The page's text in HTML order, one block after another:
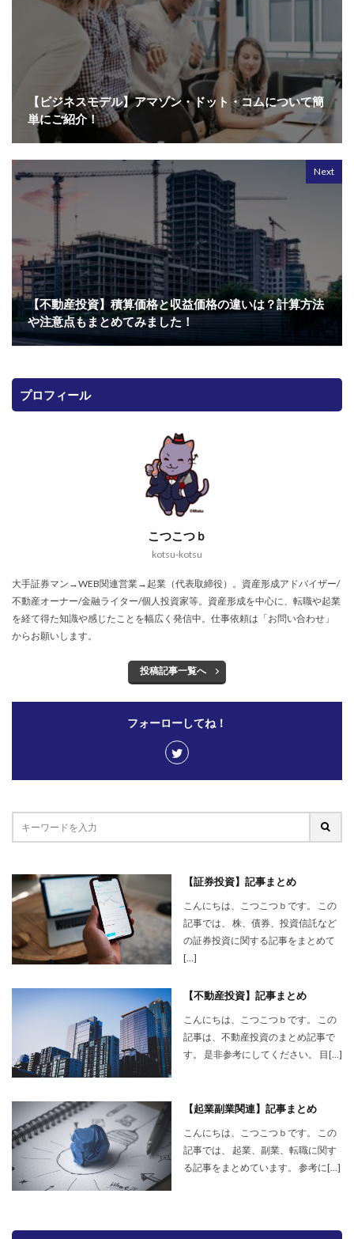
【ビジネスモデル】アマゾン・ドット・コムについて簡
単にご紹介！
Next
【不動産投資】積算価格と収益価格の違いは？計算方法
や注意点もまとめてみました！
プロフィール
こつこつｂ
kotsu-kotsu
大手証券マン→WEB関連営業→起業（代表取締役）。資産形成アドバイザー/
不動産オーナー/金融ライター/個人投資家等。資産形成を中心に、転職や起業
を経て得た知識や感じたことを幅広く発信中。仕事依頼は「お問い合わせ」
からお願いします。
投稿記事一覧へ
フォーローしてね！
【証券投資】記事まとめ
こんにちは、こつこつｂです。 この
記事では、 株、債券、投資信託など
の証券投資に関する記事をまとめて
[…]
【不動産投資】記事まとめ
こんにちは、こつこつｂです。 この
記事は、不動産投資のまとめ記事で
す。 是非参考にしてください。 目[…]
【起業副業関連】記事まとめ
こんにちは、こつこつｂです。 この
記事では、 起業、副業、転職に関す
る記事をまとめています。 参考に[…]